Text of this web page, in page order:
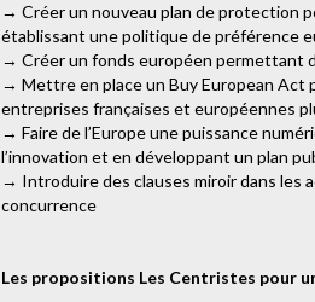
→ Créer un nouveau plan de protection
établissant une politique de préférence
→ Créer un fonds européen permettant
→ Mettre en place un Buy European Act
entreprises françaises et européennes
→ Faire de l’Europe une puissance
l’innovation et en développant un plan
→ Introduire des clauses miroir dans les
concurrence
Les propositions Les Centristes pour